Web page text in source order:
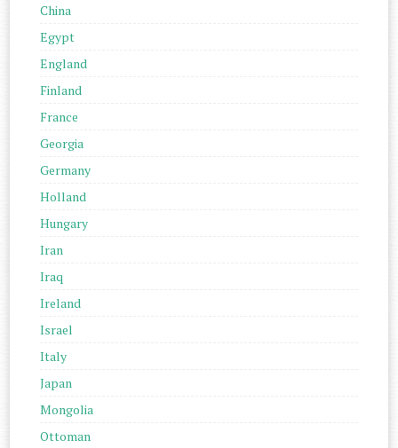
China
Egypt
England
Finland
France
Georgia
Germany
Holland
Hungary
Iran
Iraq
Ireland
Israel
Italy
Japan
Mongolia
Ottoman